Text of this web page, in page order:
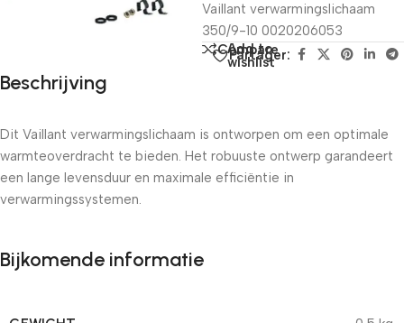
Vaillant verwarmingslichaam
350/9-10 0020206053
Compare
Add to
wishlist
Partager:
Beschrijving
Dit Vaillant verwarmingslichaam is ontworpen om een ​​optimale
warmteoverdracht te bieden. Het robuuste ontwerp garandeert
een lange levensduur en maximale efficiëntie in
verwarmingssystemen.
Bijkomende informatie